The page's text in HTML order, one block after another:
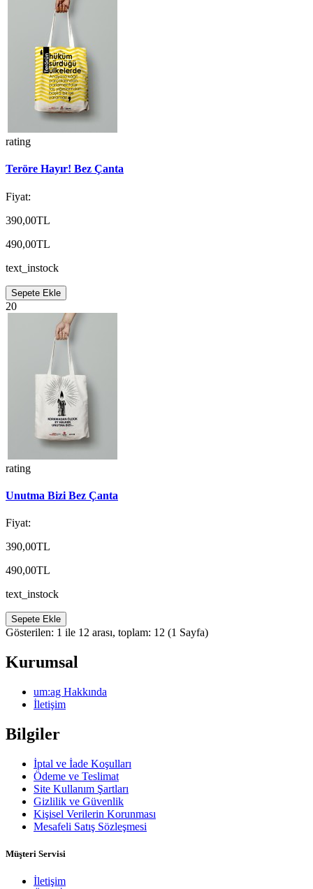
rating
Teröre Hayır! Bez Çanta
Fiyat:
390,00TL
490,00TL
text_instock
Sepete Ekle
20
rating
Unutma Bizi Bez Çanta
Fiyat:
390,00TL
490,00TL
text_instock
Sepete Ekle
Gösterilen: 1 ile 12 arası, toplam: 12 (1 Sayfa)
Kurumsal
um:ag Hakkında
İletişim
Bilgiler
İptal ve İade Koşulları
Ödeme ve Teslimat
Site Kullanım Şartları
Gizlilik ve Güvenlik
Kişisel Verilerin Korunması
Mesafeli Satış Sözleşmesi
Müşteri Servisi
İletişim